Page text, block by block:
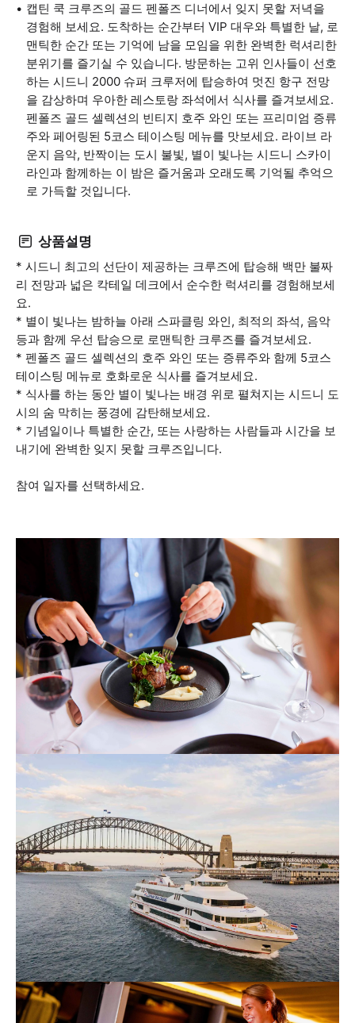
캡틴 쿡 크루즈의 골드 펜폴즈 디너에서 잊지 못할 저녁을
경험해 보세요. 도착하는 순간부터 VIP 대우와 특별한 날, 로
맨틱한 순간 또는 기억에 남을 모임을 위한 완벽한 럭셔리한
분위기를 즐기실 수 있습니다. 방문하는 고위 인사들이 선호
하는 시드니 2000 슈퍼 크루저에 탑승하여 멋진 항구 전망
을 감상하며 우아한 레스토랑 좌석에서 식사를 즐겨보세요.
펜폴즈 골드 셀렉션의 빈티지 호주 와인 또는 프리미엄 증류
주와 페어링된 5코스 테이스팅 메뉴를 맛보세요. 라이브 라
운지 음악, 반짝이는 도시 불빛, 별이 빛나는 시드니 스카이
라인과 함께하는 이 밤은 즐거움과 오래도록 기억될 추억으
로 가득할 것입니다.
상품설명
* 시드니 최고의 선단이 제공하는 크루즈에 탑승해 백만 불짜
리 전망과 넓은 칵테일 데크에서 순수한 럭셔리를 경험해보세
요.
* 별이 빛나는 밤하늘 아래 스파클링 와인, 최적의 좌석, 음악
등과 함께 우선 탑승으로 로맨틱한 크루즈를 즐겨보세요.
* 펜폴즈 골드 셀렉션의 호주 와인 또는 증류주와 함께 5코스
테이스팅 메뉴로 호화로운 식사를 즐겨보세요.
* 식사를 하는 동안 별이 빛나는 배경 위로 펼쳐지는 시드니 도
시의 숨 막히는 풍경에 감탄해보세요.
* 기념일이나 특별한 순간, 또는 사랑하는 사람들과 시간을 보
내기에 완벽한 잊지 못할 크루즈입니다.
참여 일자를 선택하세요.